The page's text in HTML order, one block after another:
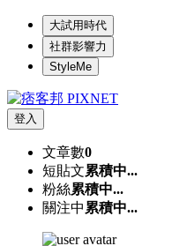
大試用時代
社群影響力
StyleMe
登入
文章數0
短貼文累積中...
粉絲累積中...
關注中 累積中...